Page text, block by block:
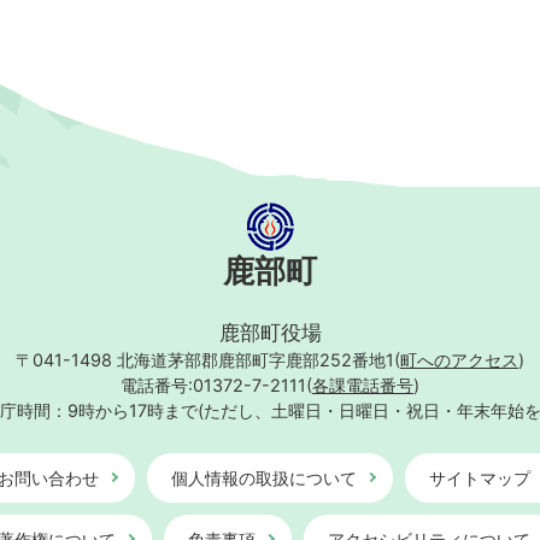
鹿部町
鹿部町役場
〒041-1498 北海道茅部郡鹿部町字鹿部252番地1(町へのアクセス)
電話番号:01372-7-2111(各課電話番号)
時間：9時から17時まで(ただし、土曜日・日曜日・祝日・年末年始
問い合わせ 個人情報の取扱について サイトマップ